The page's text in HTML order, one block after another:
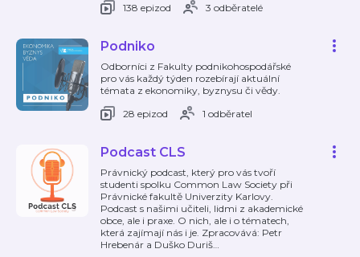
138 epizod
3 odběratelé
Podniko
Odborníci z Fakulty podnikohospodářské
pro vás každý týden rozebírají aktuální
témata z ekonomiky, byznysu či vědy.
28 epizod
1 odběratel
Podcast CLS
Právnický podcast, který pro vás tvoří
studenti spolku Common Law Society při
Právnické fakultě Univerzity Karlovy.
Podcast s našimi učiteli, lidmi z akademické
obce, ale i praxe. O nich, ale i o tématech,
která zajímají nás i je. Zpracovává: Petr
Hrebenár a Duško Duriš…